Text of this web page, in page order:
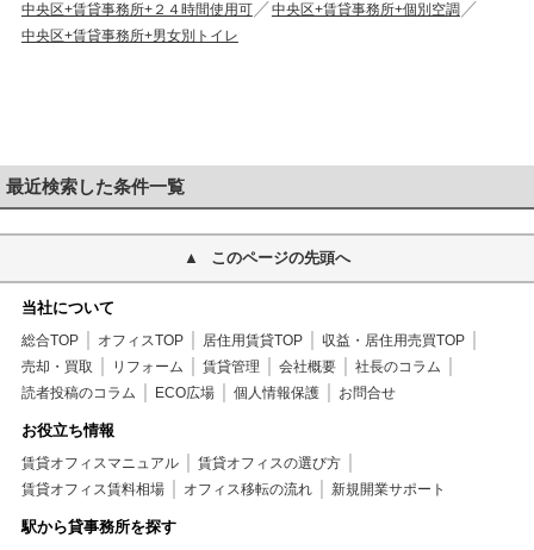
中央区+賃貸事務所+２４時間使用可
中央区+賃貸事務所+個別空調
中央区+賃貸事務所+男女別トイレ
最近検索した条件一覧
このページの先頭へ
当社について
総合TOP オフィスTOP 居住用賃貸TOP
収益・居住用売買TOP
売却・買取
リフォーム 賃貸管理 会社概要
社長のコラム
読者投稿のコラム
ECO広場 個人情報保護 お問合せ
お役立ち情報
賃貸オフィスマニュアル
賃貸オフィスの選び方
賃貸オフィス賃料相場
オフィス移転の流れ 新規開業サポート
駅から貸事務所を探す